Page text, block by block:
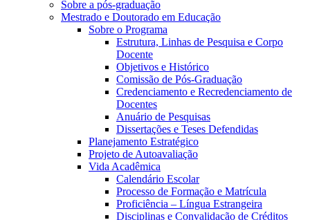
Sobre a pós-graduação
Mestrado e Doutorado em Educação
Sobre o Programa
Estrutura, Linhas de Pesquisa e Corpo
Docente
Objetivos e Histórico
Comissão de Pós-Graduação
Credenciamento e Recredenciamento de
Docentes
Anuário de Pesquisas
Dissertações e Teses Defendidas
Planejamento Estratégico
Projeto de Autoavaliação
Vida Acadêmica
Calendário Escolar
Processo de Formação e Matrícula
Proficiência – Língua Estrangeira
Disciplinas e Convalidação de Créditos